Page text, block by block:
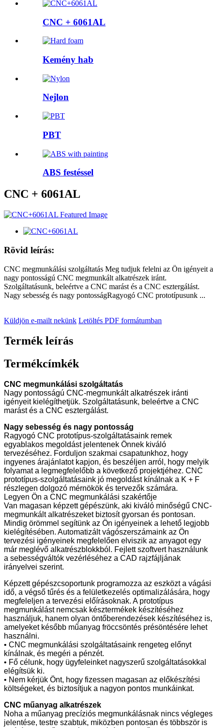
CNC + 6061AL
Kemény hab
Nejlon
PBT
ABS festéssel
CNC + 6061AL
Rövid leírás:
CNC megmunkálási szolgáltatás Meg tudjuk felelni az Ön igényeit a
nagy pontosságú CNC megmunkált alkatrészek iránt.
Szolgáltatásunk, beleértve a CNC marást és a CNC esztergálást.
Nagy sebesség és nagy pontosságRagyogó CNC prototípusunk ...
Küldjön e-mailt nekünk Letöltés PDF formátumban
Termék leírás
Termékcímkék
CNC megmunkálási szolgáltatás
Nagy pontosságú CNC-megmunkált alkatrészek iránti
igényeit kielégíthetjük. Szolgáltatásunk, beleértve a CNC
marást és a CNC esztergálást.
Nagy sebesség és nagy pontosság
Ragyogó CNC prototípus-szolgáltatásaink remek
egyablakos megoldást jelentenek Önnek kiváló
tervezéséhez. Forduljon szakmai csapatunkhoz, hogy
ingyenes árajánlatot kapjon, és beszéljen arról, hogy melyik
folyamat a legmegfelelőbb a következő projektjéhez. CNC
prototípus-szolgáltatásaink jó megoldást kínálnak a K + F
részlegen dolgozó mérnökök és tervezők számára.
Legyen Ön a CNC megmunkálási szakértője
Van magasan képzett gépészünk, aki kiváló minőségű CNC-
megmunkált alkatrészeket biztosít gyorsan és pontosan.
Mindig örömmel segítünk az Ön igényeinek a lehető legjobb
kielégítésében. Automatizált vágószerszámaink az Ön
tervezési igényeinek megfelelően elviszik az anyagot egy
már meglévő alkatrészblokkból. Fejlett szoftvert használunk
a sebességváltók vezérléséhez a CAD rajzfájljának
irányelvei szerint.
Képzett gépészcsoportunk programozza az eszközt a vágási
idő, a végső tűrés és a felületkezelés optimalizálására, hogy
megfeleljen a tervezési előírásoknak. A prototípus
megmunkálást nemcsak késztermékek készítéséhez
használjuk, hanem olyan öntőberendezések készítéséhez is,
amelyeket később műanyag fröccsöntés présöntésére lehet
használni.
• CNC megmunkálási szolgáltatásaink rengeteg előnyt
kínálnak, és megéri a pénzét.
• Fő célunk, hogy ügyfeleinket nagyszerű szolgáltatásokkal
elégítsük ki.
• Nem kérjük Önt, hogy fizessen magasan az előkészítési
költségeket, és biztosítjuk a nagyon pontos munkáinkat.
CNC műanyag alkatrészek
Noha a műanyag precíziós megmunkálásnak nincs végleges
jelentése, testre szabtuk, miközben pontosan és többször is